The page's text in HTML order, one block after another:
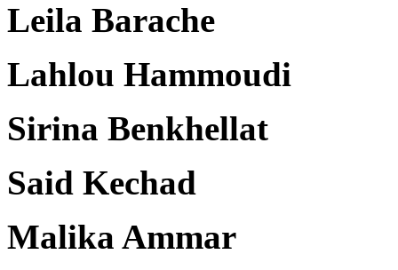
Leila Barache
Lahlou Hammoudi
Sirina Benkhellat
Said Kechad
Malika Ammar